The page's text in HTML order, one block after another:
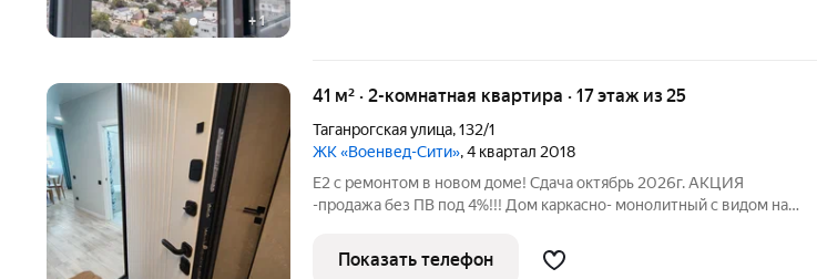
+1
41 м² · 2-комнатная квартира · 17 этаж из 25
Таганрогская улица,132/1
ЖК «Военвед-Сити», 4 квартал 2018
Е2 с ремонтом в новом доме! Сдача октябрь 2026г. АКЦИЯ
-продажа без ПВ под 4%!!! Дом каркасно- монолитный с видом на
муниципальных детских сада на 765 мест, поликлиника, зоны
активности,
Показать телефон